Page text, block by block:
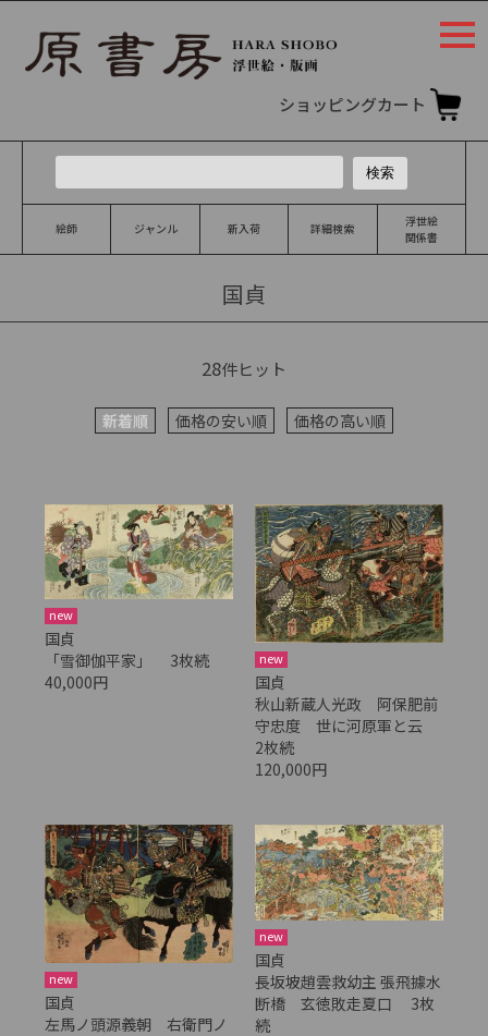
ショッピングカート
絵師 ジャンル 新入荷 詳細検索
浮世絵
関係書
国貞
28件ヒット
新着順 価格の安い順 価格の高い順
new
国貞
「雪御伽平家」 3枚続
40,000円
new
国貞
秋山新蔵人光政 阿保肥前
守忠度 世に河原軍と云
2枚続
120,000円
new
国貞
左馬ノ頭源義朝 右衛門ノ
new
国貞
長坂坡趙雲救幼主 張飛據水
断橋 玄徳敗走夏口 3枚
続